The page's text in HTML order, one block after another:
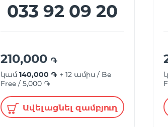
033 92 09 20
210,000 ֏
կամ 140,000 ֏ + 12 ամիս / Be
Free / 5,000 ֏
Ավելացնել զամբյուղ